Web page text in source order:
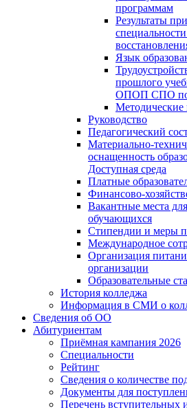
программам
Результаты
Язык
прошлого
ОПОП СПО по
Руководство
Педагогический
Материально-
оснащенность
Доступная среда
Платные
Финансово-
Вакантные места
обучающихся
Стипендии и меры
Международное
Организация
организации
Образовательные
История колледжа
Информация в СМИ о
Сведения об ОО
Абитуриентам
Приёмная кампания 2026
Специальности
Рейтинг
Сведения о количестве
Документы для
Перечень вступительных